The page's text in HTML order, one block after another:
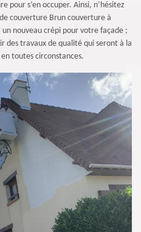
pour s’en occuper. Ainsi, n’hésitez
couverture Brun couverture à
un nouveau crépi pour votre façade ;
des travaux de qualité qui seront à la
toutes circonstances.